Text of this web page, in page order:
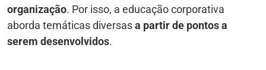
organização. Por isso, a educação corporativa
aborda temáticas diversasa partir de pontos a
serem desenvolvidos.